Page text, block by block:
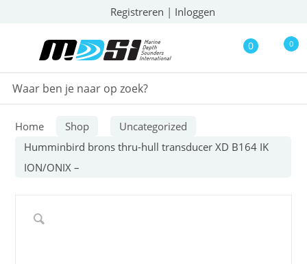
Registreren | Inloggen
0 0
Home Shop
Uncategorized
Humminbird brons thru-hull transducer XD B164 IK
ION/ONIX –